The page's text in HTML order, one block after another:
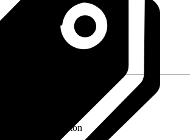
Normalbeton